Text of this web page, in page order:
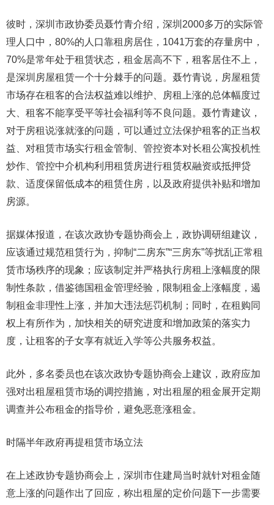
彼时，深圳市政协委员聂竹青介绍，深圳2000多万的实际管
理人口中，80%的人口靠租房居住，1041万套的存量房中，
70%是常年处于租赁状态，租金居高不下，租客居住不上，
是深圳房屋租赁一个十分棘手的问题。聂竹青说，房屋租赁
市场存在租客的合法权益难以维护、房租上涨的总体幅度过
大、租客不能享受平等社会福利等不良问题。聂竹青建议，
对于房租说涨就涨的问题，可以通过立法保护租客的正当权
益、对租赁市场实行租金管制、管控资本对长租公寓投机性
炒作、管控中介机构利用租赁房进行租赁权融资或抵押贷
款、适度保留低成本的租赁住房，以及政府提供补贴和增加
房源。
据媒体报道，在该次政协专题协商会上，政协调研组建议，
应该通过规范租赁行为，抑制“二房东”“三房东”等扰乱正常租
赁市场秩序的现象；应该制定并严格执行房租上涨幅度的限
制性条款，借鉴德国租金管理经验，限制租金上涨幅度，遏
制租金非理性上涨，并加大违法惩罚机制；同时，在租购同
权上有所作为，加快相关的研究进度和增加政策的落实力
度，让租客的子女享有就近入学等公共服务权益。
此外，多名委员也在该次政协专题协商会上建议，政府应加
强对出租屋租赁市场的调控措施，对出租屋的租金展开定期
调查并公布租金的指导价，避免恶意涨租金。
时隔半年政府再提租赁市场立法
在上述政协专题协商会上，深圳市住建局当时就针对租金随
意上涨的问题作出了回应，称出租屋的定价问题下一步需要